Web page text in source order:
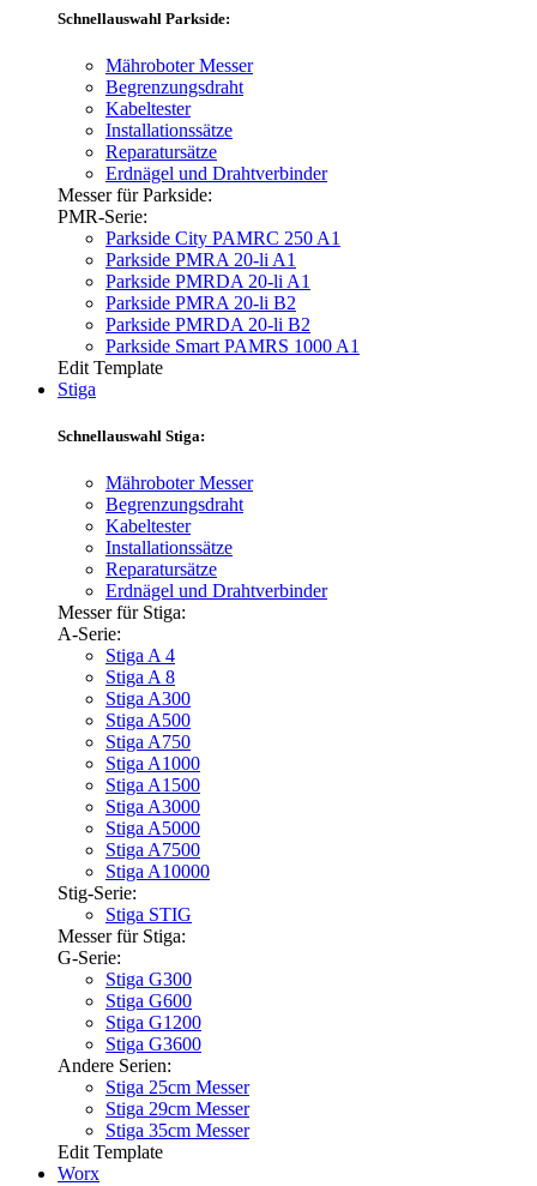
Schnellauswahl Parkside:
Mähroboter Messer
Begrenzungsdraht
Kabeltester
Installationssätze
Reparatursätze
Erdnägel und Drahtverbinder
Messer für Parkside:
PMR-Serie:
Parkside City PAMRC 250 A1
Parkside PMRA 20-li A1
Parkside PMRDA 20-li A1
Parkside PMRA 20-li B2
Parkside PMRDA 20-li B2
Parkside Smart PAMRS 1000 A1
Edit Template
Stiga
Schnellauswahl Stiga:
Mähroboter Messer
Begrenzungsdraht
Kabeltester
Installationssätze
Reparatursätze
Erdnägel und Drahtverbinder
Messer für Stiga:
A-Serie:
Stiga A 4
Stiga A 8
Stiga A300
Stiga A500
Stiga A750
Stiga A1000
Stiga A1500
Stiga A3000
Stiga A5000
Stiga A7500
Stiga A10000
Stig-Serie:
Stiga STIG
Messer für Stiga:
G-Serie:
Stiga G300
Stiga G600
Stiga G1200
Stiga G3600
Andere Serien:
Stiga 25cm Messer
Stiga 29cm Messer
Stiga 35cm Messer
Edit Template
Worx